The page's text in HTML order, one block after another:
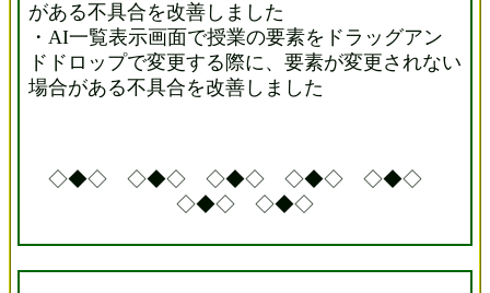
がある不具合を改善しました
・AI一覧表示画面で授業の要素をドラッグアン
ドドロップで変更する際に、要素が変更されない
場合がある不具合を改善しました
◇◆◇ ◇◆◇ ◇◆◇ ◇◆◇ ◇◆◇
◇◆◇ ◇◆◇